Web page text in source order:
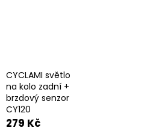
CYCLAMI světlo
na kolo zadní +
brzdový senzor
CY120
279 Kč